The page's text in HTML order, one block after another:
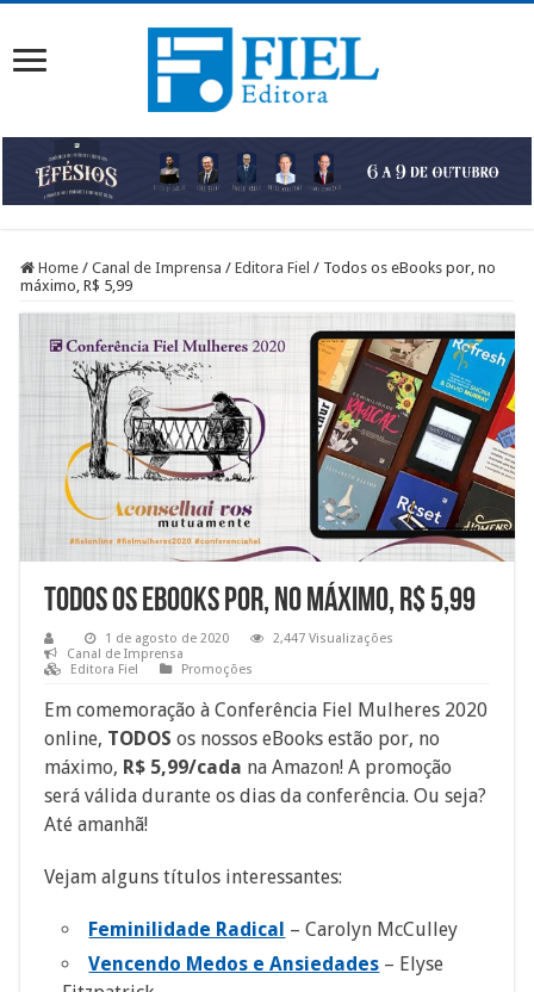
Home / Canal de Imprensa / Editora Fiel / Todos os eBooks por, no
máximo, R$ 5,99
Todos os eBooks por, no máximo, R$ 5,99
1 de agosto de 2020
2,447 Visualizações
Canal de Imprensa
Editora Fiel
Promoções
Em comemoração à Conferência Fiel Mulheres 2020
online, TODOSos nossos eBooks estão por, no
máximo, R$ 5,99/cada na Amazon! A promoção
será válida durante os dias da conferência. Ou seja?
Até amanhã!
Vejam alguns títulos interessantes:
Feminilidade Radical – Carolyn McCulley
Vencendo Medos e Ansiedades – Elyse